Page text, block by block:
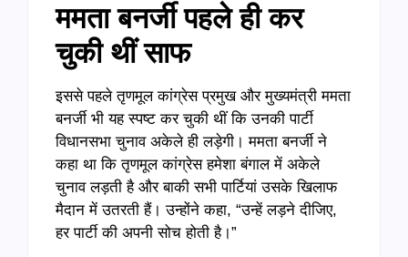
ममता बनर्जी पहले ही कर
चुकी थीं साफ
इससे पहले तृणमूल कांग्रेस प्रमुख और मुख्यमंत्री ममता
बनर्जी भी यह स्पष्ट कर चुकी थीं कि उनकी पार्टी
विधानसभा चुनाव अकेले ही लड़ेगी। ममता बनर्जी ने
कहा था कि तृणमूल कांग्रेस हमेशा बंगाल में अकेले
चुनाव लड़ती है और बाकी सभी पार्टियां उसके खिलाफ
मैदान में उतरती हैं। उन्होंने कहा, “उन्हें लड़ने दीजिए,
हर पार्टी की अपनी सोच होती है।”